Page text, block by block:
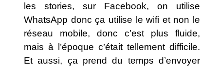
les stories, sur Facebook, on utilise
WhatsApp donc ça utilise le wifi et non le
réseau mobile, donc c’est plus fluide,
mais à l’époque c’était tellement difficile.
Et aussi, ça prend du temps d’envoyer